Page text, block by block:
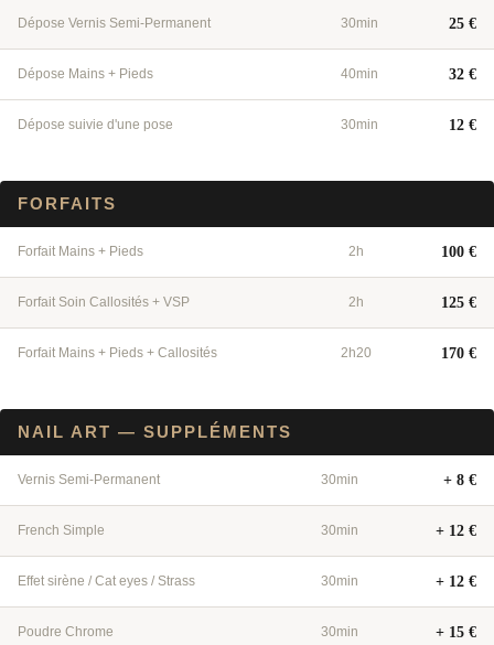
Dépose Vernis Semi-Permanent 30min 25 €
Dépose Mains + Pieds 40min 32 €
Dépose suivie d'une pose 30min 12 €
FORFAITS
Forfait Mains + Pieds 2h 100 €
Forfait Soin Callosités + VSP 2h 125 €
Forfait Mains + Pieds + Callosités 2h20 170 €
NAIL ART — SUPPLÉMENTS
Vernis Semi-Permanent 30min + 8 €
French Simple 30min + 12 €
Effet sirène / Cat eyes / Strass 30min + 12 €
Poudre Chrome 30min + 15 €